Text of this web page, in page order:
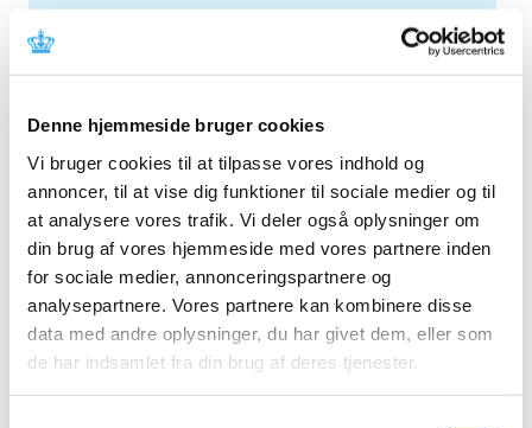
Denne hjemmeside bruger cookies
Vi bruger cookies til at tilpasse vores indhold og
annoncer, til at vise dig funktioner til sociale medier og til
at analysere vores trafik. Vi deler også oplysninger om
din brug af vores hjemmeside med vores partnere inden
for sociale medier, annonceringspartnere og
analysepartnere. Vores partnere kan kombinere disse
data med andre oplysninger, du har givet dem, eller som
de har indsamlet fra din brug af deres tjenester.
oktober (1)
juni (1)
maj (1)
april (1)
januar (4)
2021 (38)
2020 (19)
2019 (44)
2018 (46)